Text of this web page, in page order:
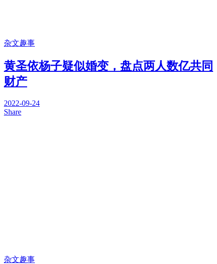
杂文趣事
黄圣依杨子疑似婚变，盘点两人数亿共同
财产
2022-09-24
Share
杂文趣事